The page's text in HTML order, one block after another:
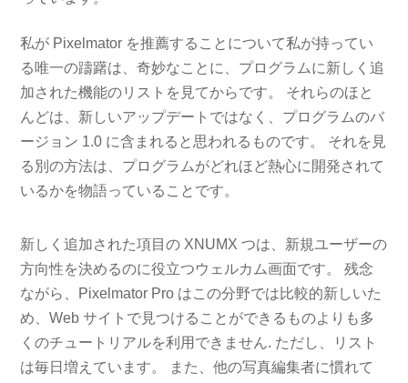
私が Pixelmator を推薦することについて私が持ってい
る唯一の躊躇は、奇妙なことに、プログラムに新しく追
加された機能のリストを見てからです。 それらのほと
んどは、新しいアップデートではなく、プログラムのバ
ージョン 1.0 に含まれると思われるものです。 それを見
る別の方法は、プログラムがどれほど熱心に開発されて
いるかを物語っていることです。
新しく追加された項目の XNUMX つは、新規ユーザーの
方向性を決めるのに役立つウェルカム画面です。 残念
ながら、Pixelmator Pro はこの分野では比較的新しいた
め、Web サイトで見つけることができるものよりも多
くのチュートリアルを利用できません. ただし、リスト
は毎日増えています。 また、他の写真編集者に慣れて